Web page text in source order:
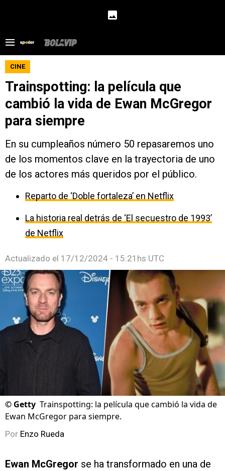
CINE
Trainspotting: la película que
cambió la vida de Ewan McGregor
para siempre
En su cumpleaños número 50 repasaremos uno
de los momentos clave en la trayectoria de uno
de los actores más queridos por el público.
Reparto de ‘Doble fortaleza’ en Netflix
La historia real detrás de ‘El secuestro de 1993’
de Netflix
Actualizado el 17/12/2024 - 15:21hs UTC
© Getty Trainspotting: la película que cambió la vida de
Ewan McGregor para siempre.
Por Enzo Rueda
Ewan McGregor se ha transformado en una de